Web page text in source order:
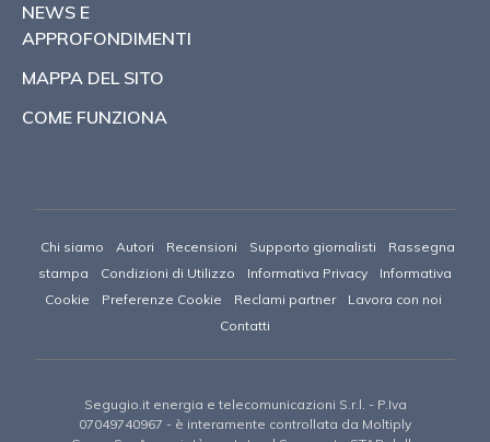
NEWS E
APPROFONDIMENTI
MAPPA DEL SITO
COME FUNZIONA
Chi siamo Autori Recensioni Supporto giornalisti
Rassegna
stampa
Condizioni di Utilizzo Informativa Privacy
Informativa
Cookie
Preferenze Cookie Reclami partner
Lavora con noi
Contatti
Segugio.it energia e telecomunicazioni S.r.l. - P.Iva
07049740967 - è interamente controllata da Moltiply